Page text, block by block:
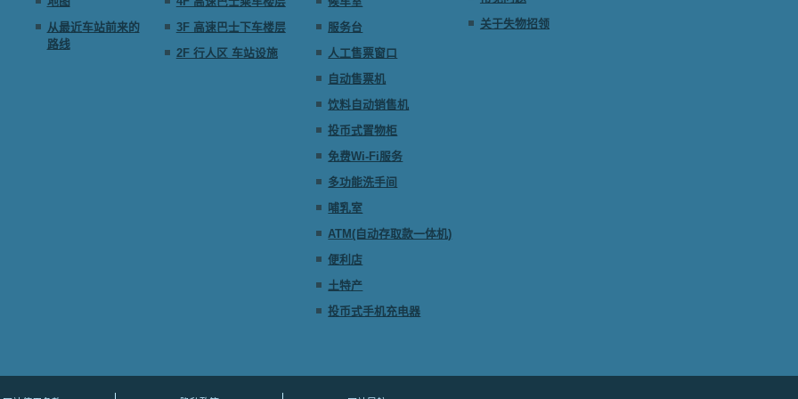
从最近车站前来的
路线
3F 高速巴士下车楼层
2F 行人区 车站设施
服务台
人工售票窗口
自动售票机
饮料自动销售机
投币式置物柜
免费Wi-Fi服务
多功能洗手间
哺乳室
ATM(自动存取款一体机)
便利店
土特产
投币式手机充电器
关于失物招领